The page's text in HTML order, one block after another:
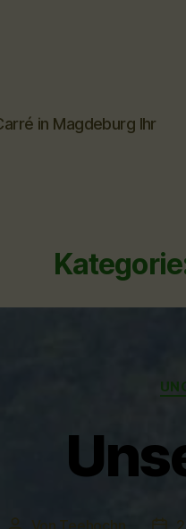
in Magdeburg Ihr
Von Teehochn